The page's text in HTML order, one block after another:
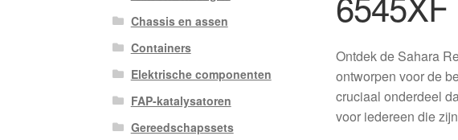
Ontdek de Sahara
ontworpen voor de
cruciaal onderdeel
voor iedereen die
Chassis en assen
Containers
Elektrische componenten
FAP-katalysatoren
Gereedschapssets